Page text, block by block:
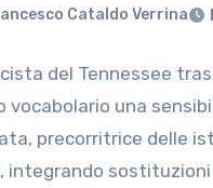
Cataldo Verrina
del Tennessee
vocabolario una
precorritrice delle
integrando